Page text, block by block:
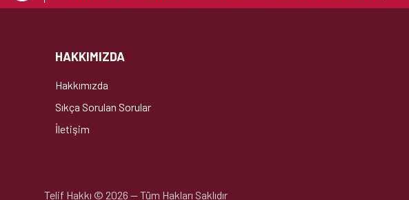
HAKKIMIZDA
Hakkımızda
Sıkça Sorulan Sorular
İletişim
Telif Hakkı © 2026 —Tüm Hakları Saklıdır